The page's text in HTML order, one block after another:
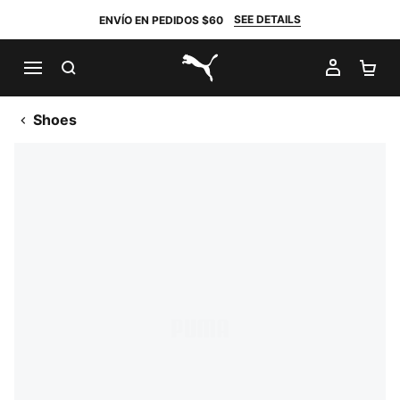
ENVÍO EN PEDIDOS $60 SEE DETAILS
PUMA.com
MI
Shoes